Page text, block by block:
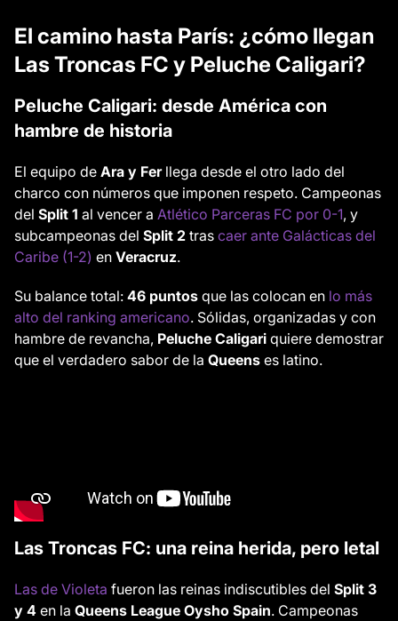
El camino hasta París: ¿cómo llegan
Las Troncas FC y Peluche Caligari?
Peluche Caligari: desde América con
hambre de historia
El equipo de Ara y Ferllega desde el otro lado del
charco con números que imponen respeto. Campeonas
del Split 1 al vencer a Atlético Parceras FC por 0-1, y
subcampeonas del Split 2 tras caer ante Galácticas del
Caribe (1-2) en Veracruz.
Su balance total: 46 puntos que las colocan en lo más
alto del ranking americano. Sólidas, organizadas y con
hambre de revancha, Peluche Caligari quiere demostrar
que el verdadero sabor de la Queens es latino.
Las Troncas FC: una reina herida, pero letal
Las de Violeta fueron las reinas indiscutibles del Split 3
y 4 en la Queens League Oysho Spain. Campeonas